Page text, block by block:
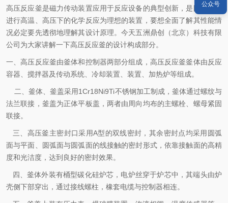
高压反应釜是磁力传动装置应用于反应设备的典型创新，是国内目前
进行高温、高压下的化学反应为理想的装置，要想全面了解其性能情
况必定要先透彻地理解其设计原理。今天五洲鼎创（北京）科技有限
公司为大家讲解一下高压反应釜的设计构成部分。
一、高压反应釜由釜体和控制器两部分组成，高压反应釜釜体由反应
容器、搅拌器及传动系统、冷却装置、装置、加热炉等组成。
二、釜体、釜盖采用1Cr18Ni9Ti不锈钢加工制成，釜体通过螺纹与
法兰联接，釜盖为正体平板盖，两者由周向均布的主螺栓、螺母紧固
联接。
三、高压釜主密封口采用A型的双线密封，其余密封点均采用圆弧
面与平面、圆弧面与圆弧面的线接触的密封形式，依靠接触面的高精
度和光洁度，达到良好的密封效果。
四、釜体外装有桶型碳化硅炉芯，电炉丝穿于炉芯中，其端头由炉
壳侧下部穿出，通过接线螺柱，橡套电缆与控制器相连。
公众号